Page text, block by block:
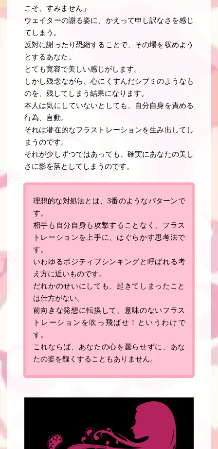
こそ、すみません」
ウェイターの謝る姿に、かえって申し訳なさを感じ
てしまう。
反対に謝ったり恐縮することで、その場を収めよう
とするあなた。
とても寛容で美しい感じがします。
しかし残念ながら、心にくすんだシブミのようなも
のを、残してしまう結果になります。
本人は気にしていないとしても、
自分自身を責める
行為、言動。
それは潜在的なフラストレーションを生み出してし
まうのです。
それが少しずつではあっても、確実にあなたの美し
さに影を落としてしまうのです。
理想的な対処法とは、3番のようなパターンで
す。
相手も自分自身も攻撃することなく、フラス
トレーションを上手に、はぐらかす思考法で
す。
いわゆるポジティブシンキングと呼ばれる考
え方に近いものです。
だれかのせいにしても、起きてしまったこと
は仕方がない。
前向きな発想に転換して、意味のないフラス
トレーションを吹っ飛ばせ！
というわけで
す。
これならば、あなたの心を曇らせずに、あな
たの姿を醜くすることもありません。